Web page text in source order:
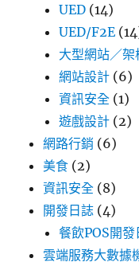
UED (14)
UED/F2E
大型網站／架
網站設計 (6)
資訊安全 (1)
遊戲設計 (2)
網路行銷 (6)
美食 (2)
資訊安全 (8)
開發日誌 (4)
餐飲POS開發
雲端服務大數據